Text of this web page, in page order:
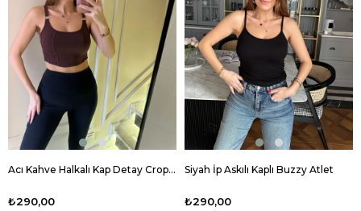
Acı Kahve Halkalı Kap Detay Crop Korse
₺290,00
Siyah İp Askılı Kaplı Buzzy Atlet
₺290,00